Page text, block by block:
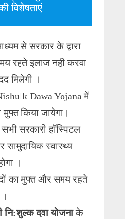
विशेषताएं
से सरकार के द्वारा
रहते इलाज नही करवा
मिलेगी ।
Dawa Yojana में
किया जायेगा।
सरकारी हॉस्पिटल
स्वास्थ्य
।
का मुफ्त और समय रहते
नि:शुल्क दवा योजनाके